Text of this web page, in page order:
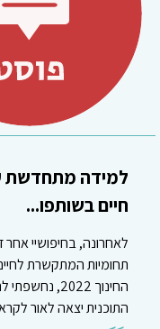
למידה מתחדשת
חיים בשותפו...
לאחרונה, בחיפושיי
תחומיות המתקשרת
החינוך 2022,
התוכנית יצאה לאור